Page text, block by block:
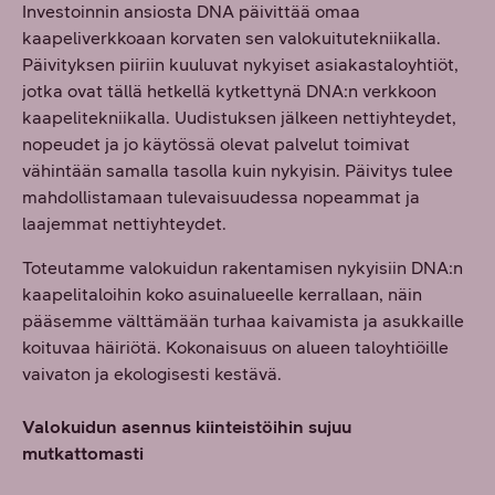
Investoinnin ansiosta DNA päivittää omaa
kaapeliverkkoaan korvaten sen valokuitutekniikalla.
Päivityksen piiriin kuuluvat nykyiset asiakastaloyhtiöt,
jotka ovat tällä hetkellä kytkettynä DNA:n verkkoon
kaapelitekniikalla. Uudistuksen jälkeen nettiyhteydet,
nopeudet ja jo käytössä olevat palvelut toimivat
vähintään samalla tasolla kuin nykyisin. Päivitys tulee
mahdollistamaan tulevaisuudessa nopeammat ja
laajemmat nettiyhteydet.
Toteutamme valokuidun rakentamisen nykyisiin DNA:n
kaapelitaloihin koko asuinalueelle kerrallaan, näin
pääsemme välttämään turhaa kaivamista ja asukkaille
koituvaa häiriötä. Kokonaisuus on alueen taloyhtiöille
vaivaton ja ekologisesti kestävä.
Valokuidun asennus kiinteistöihin sujuu
mutkattomasti